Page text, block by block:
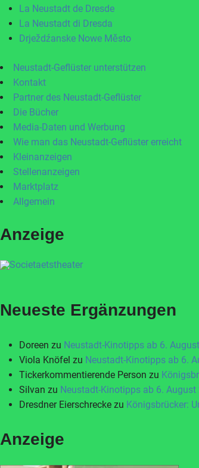
La Neustadt de Dresde
La Neustadt di Dresda
Drježdźanske Nowe Město
Neustadt-Geflüster unterstützen
Kontakt
Partner des Neustadt-Geflüster
Die Bücher
Media-Daten und Werbung
Wie man das Neustadt-Geflüster erreicht
Kleinanzeigen
Stellenanzeigen
Marktplatz
Allgemein
Anzeige
Neueste Ergänzungen
Doreen zu Neustadt-Kinotipps ab 6.
Viola Knöfel zu Neustadt-Kinotipps ab 6.
Tickerkommentierende Person zu
Silvan zu Neustadt-Kinotipps ab 6. August
Dresdner Eierschrecke zu Königsbrücker:
Anzeige